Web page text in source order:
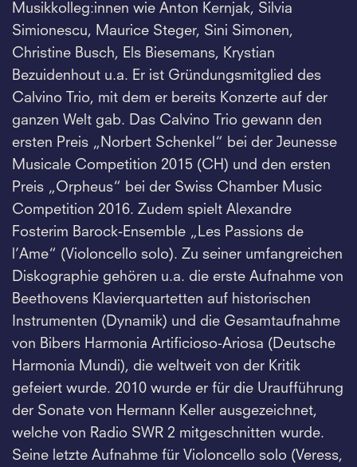
Musikkolleg:innen wie Anton Kernjak, Silvia
Simionescu, Maurice Steger, Sini Simonen,
Christine Busch, Els Biesemans, Krystian
Bezuidenhout u.a. Er ist Gründungsmitglied des
Calvino Trio, mit dem er bereits Konzerte auf der
ganzen Welt gab. Das Calvino Trio gewann den
ersten Preis „Norbert Schenkel“ bei der Jeunesse
Musicale Competition 2015 (CH) und den ersten
Preis „Orpheus“ bei der Swiss Chamber Music
Competition 2016. Zudem spielt Alexandre
Fosterim Barock-Ensemble „Les Passions de
l’Ame“ (Violoncello solo). Zu seiner umfangreichen
Diskographie gehören u.a. die erste Aufnahme von
Beethovens Klavierquartetten auf historischen
Instrumenten (Dynamik) und die Gesamtaufnahme
von Bibers Harmonia Artificioso-Ariosa (Deutsche
Harmonia Mundi), die weltweit von der Kritik
gefeiert wurde. 2010 wurde er für die Uraufführung
der Sonate von Hermann Keller ausgezeichnet,
welche von Radio SWR 2 mitgeschnitten wurde.
Seine letzte Aufnahme für Violoncello solo (Veress,